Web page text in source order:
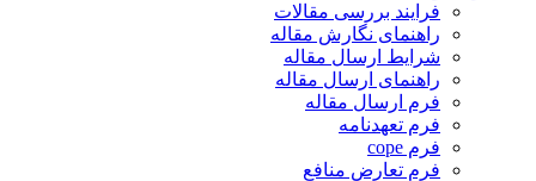
فرایند بررسی مقالات
راهنمای نگارش مقاله
شرایط ارسال مقاله
راهنمای ارسال مقاله
فرم ارسال مقاله
فرم تعهدنامه
فرم cope
فرم تعارض منافع